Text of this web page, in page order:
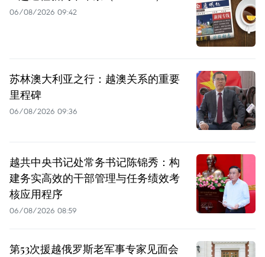
06/08/2026 09:42
苏林澳大利亚之行：越澳关系的重要
里程碑
06/08/2026 09:36
越共中央书记处常务书记陈锦秀：构
建务实高效的干部管理与任务绩效考
核应用程序
06/08/2026 08:59
第53次援越俄罗斯老军事专家见面会